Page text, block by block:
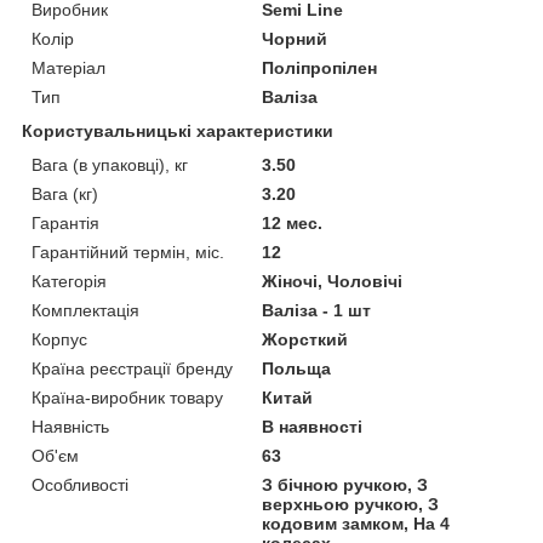
Виробник
Semi Line
Колір
Чорний
Матеріал
Поліпропілен
Тип
Валіза
Користувальницькі характеристики
Вага (в упаковці), кг
3.50
Вага (кг)
3.20
Гарантія
12 мес.
Гарантійний термін, міс.
12
Категорія
Жіночі, Чоловічі
Комплектація
Валіза - 1 шт
Корпус
Жорсткий
Країна реєстрації бренду
Польща
Країна-виробник товару
Китай
Наявність
В наявності
Об'єм
63
Особливості
З бічною ручкою, З
верхньою ручкою, З
кодовим замком, На 4